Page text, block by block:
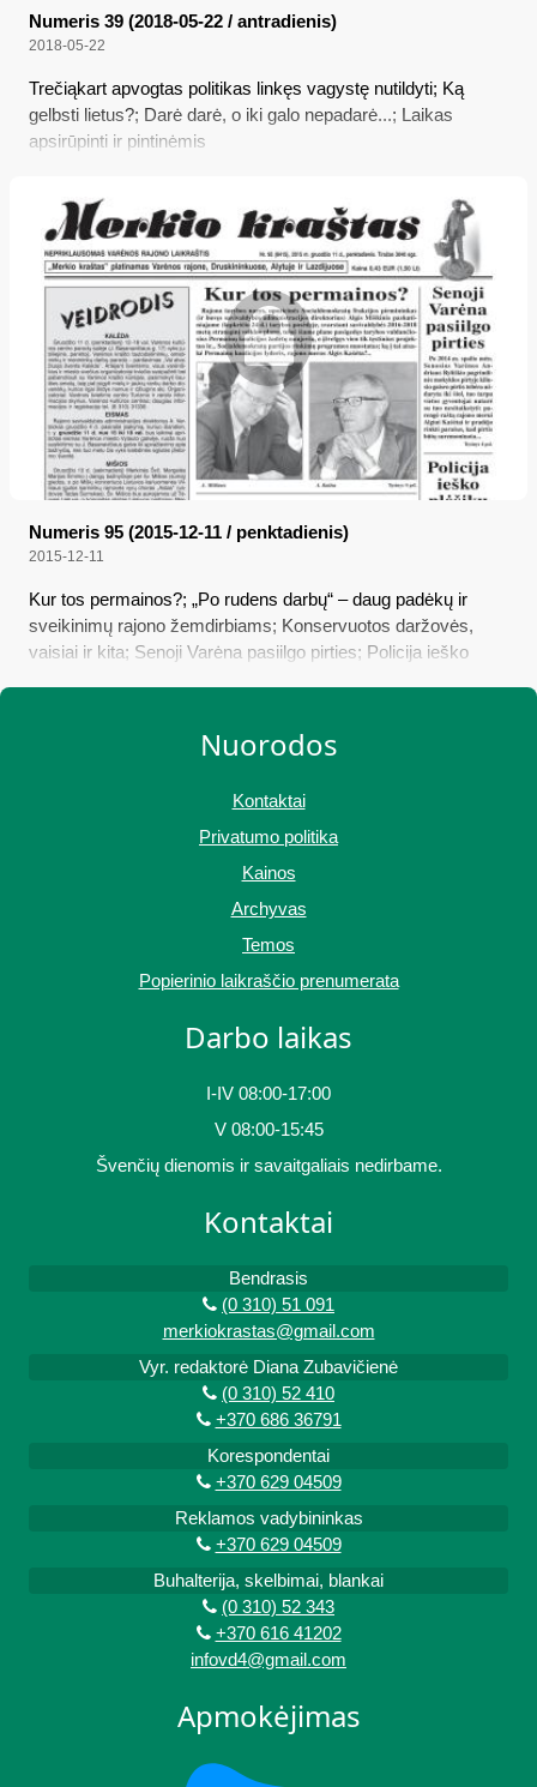
Numeris 39 (2018-05-22 / antradienis)
2018-05-22
Trečiąkart apvogtas politikas linkęs vagystę nutildyti; Ką
gelbsti lietus?; Darė darė, o iki galo nepadarė...; Laikas
apsirūpinti ir pintinėmis
Numeris 95 (2015-12-11 / penktadienis)
2015-12-11
Kur tos permainos?; „Po rudens darbų“ – daug padėkų ir
sveikinimų rajono žemdirbiams; Konservuotos daržovės,
vaisiai ir kita; Senoji Varėna pasiilgo pirties; Policija ieško
Nuorodos
Kontaktai
Privatumo politika
Kainos
Archyvas
Temos
Popierinio laikraščio prenumerata
Darbo laikas
I-IV 08:00-17:00
V 08:00-15:45
Švenčių dienomis ir savaitgaliais nedirbame.
Kontaktai
Bendrasis
(0 310) 51 091
merkiokrastas@gmail.com
Vyr. redaktorė Diana Zubavičienė
(0 310) 52 410
+370 686 36791
Korespondentai
+370 629 04509
Reklamos vadybininkas
+370 629 04509
Buhalterija, skelbimai, blankai
(0 310) 52 343
+370 616 41202
infovd4@gmail.com
Apmokėjimas